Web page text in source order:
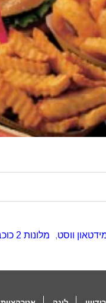
ווסט, מלונות 2 כוכבים